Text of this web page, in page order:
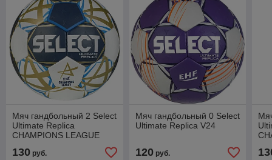
Мяч гандбольный 2 Select
Ultimate Replica
CHAMPIONS LEAGUE
130 руб.
Мяч гандбольный 0 Select
Ultimate Replica V24
120руб.